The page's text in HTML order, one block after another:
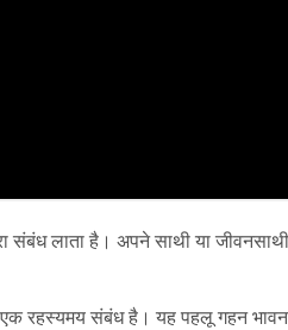
संबंध लाता है। अपने साथी या
एक रहस्यमय संबंध है। यह पहलू गहन